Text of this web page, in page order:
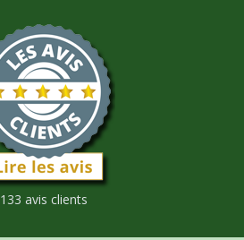
133 avis clients